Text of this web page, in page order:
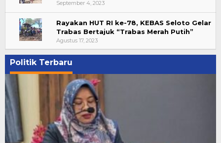
September 4, 2023
Rayakan HUT RI ke-78, KEBAS Seloto Gelar
Trabas Bertajuk “Trabas Merah Putih”
Agustus 17, 2023
Politik Terbaru